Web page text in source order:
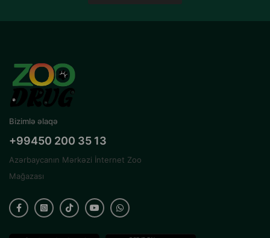
Bizimlə əlaqə
+99450 200 35 13
Azərbaycanın Mərkəzi İnternet Zoo
Mağazası